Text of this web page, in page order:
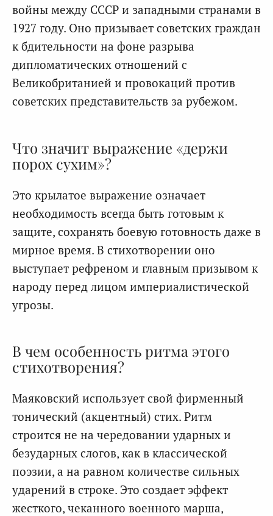
войны между СССР и западными странами в
1927 году. Оно призывает советских граждан
к бдительности на фоне разрыва
дипломатических отношений с
Великобританией и провокаций против
советских представительств за рубежом.
Что значит выражение «держи
порох сухим»?
Это крылатое выражение означает
необходимость всегда быть готовым к
защите, сохранять боевую готовность даже в
мирное время. В стихотворении оно
выступает рефреном и главным призывом к
народу перед лицом империалистической
угрозы.
В чем особенность ритма этого
стихотворения?
Маяковский использует свой фирменный
тонический (акцентный) стих. Ритм
строится не на чередовании ударных и
безударных слогов, как в классической
поэзии, а на равном количестве сильных
ударений в строке. Это создает эффект
жесткого, чеканного военного марша,